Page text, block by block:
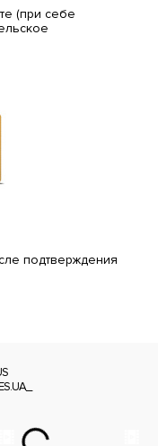
(при себе
подтверждения